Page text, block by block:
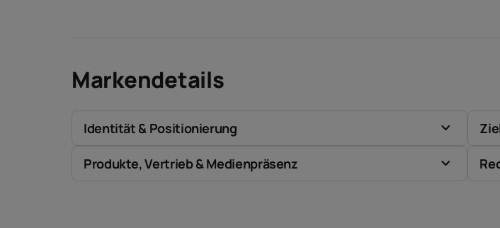
Markendetails
Identität & Positionierung
Produkte, Vertrieb & Medienpräsenz